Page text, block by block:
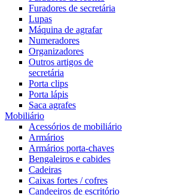
Furadores de secretária
Lupas
Máquina de agrafar
Numeradores
Organizadores
Outros artigos de
secretária
Porta clips
Porta lápis
Saca agrafes
Mobiliário
Acessórios de mobiliário
Armários
Armários porta-chaves
Bengaleiros e cabides
Cadeiras
Caixas fortes / cofres
Candeeiros de escritório